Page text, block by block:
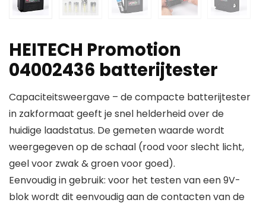
HEITECH Promotion
04002436 batterijtester
Capaciteitsweergave – de compacte batterijtester
in zakformaat geeft je snel helderheid over de
huidige laadstatus. De gemeten waarde wordt
weergegeven op de schaal (rood voor slecht licht,
geel voor zwak & groen voor goed).
Eenvoudig in gebruik: voor het testen van een 9V-
blok wordt dit eenvoudig aan de contacten van de